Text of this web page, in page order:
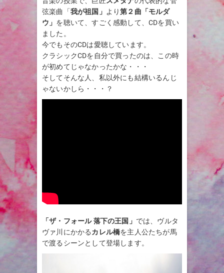
弦楽曲「我が祖国」 より第２曲「モルダ
ウ」 を聴いて、すごく感動して、CDを買い
ました。
今でもそのCDは愛聴しています。
クラシックCDを自分で買ったのは、この時
が初めてじゃなかったかな・・・
そしてそんな人、私以外にも結構いるんじ
ゃないかしら・・・？
「ザ・フォール 落下の王国」 では、ヴルタ
ヴァ川にかかるカレル橋を主人公たちが馬
で渡るシーンとして登場します。